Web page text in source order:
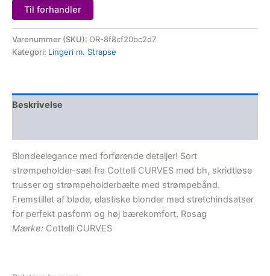
Til forhandler
Varenummer (SKU): OR-8f8cf20bc2d7
Kategori: Lingeri m. Strapse
Beskrivelse
Blondeelegance med forførende detaljer! Sort
strømpeholder-sæt fra Cottelli CURVES med bh, skridtløse
trusser og strømpeholderbælte med strømpebånd.
Fremstillet af bløde, elastiske blonder med stretchindsatser
for perfekt pasform og høj bærekomfort. Rosag
Mærke: Cottelli CURVES